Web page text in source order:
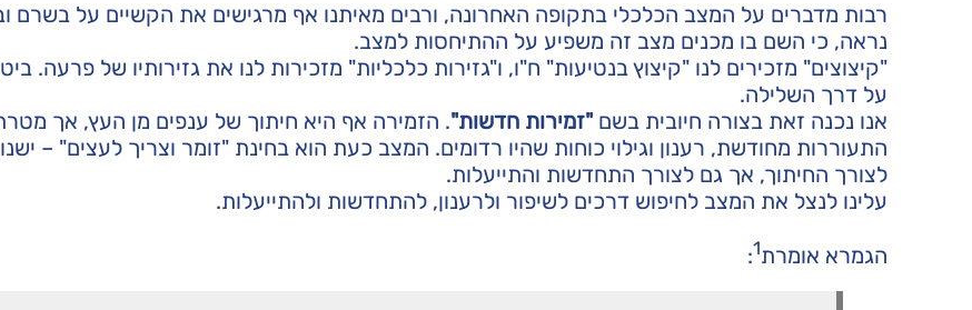
רבות מדברים על המצב הכלכלי בתקופה האחרונה, ורבים מאיתנו אף מרגישים את הקשיים על בשרם
נראה, כי השם בו מכנים מצב זה משפיע על ההתיחסות למצב.
"קיצוצים" מזכירים לנו "קיצוץ בנטיעות" ח"ו, ו"גזירות כלכליות" מזכירות לנו את גזירותיו של פרעה.
על דרך השלילה.
אנו נכנה זאת בצורה חיובית בשם"זמירות חדשות". הזמירה אף היא חיתוך של ענפים מן העץ, אך
התעוררות מחודשת, רענון וגילוי כוחות שהיו רדומים. המצב כעת הוא בחינת "זומר וצריך לעצים" –
לצורך החיתוך, אך גם לצורך התחדשות והתייעלות.
עלינו לנצל את המצב לחיפוש דרכים לשיפור ולרענון, להתחדשות ולהתייעלות.
הגמרא אומרת1
: